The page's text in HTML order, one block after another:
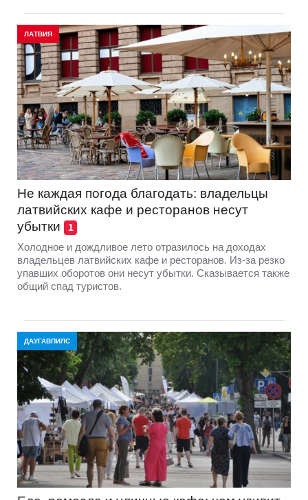
ЛАТВИЯ
Не каждая погода благодать: владельцы
латвийских кафе и ресторанов несут
убытки
1
Холодное и дождливое лето отразилось на доходах
владельцев латвийских кафе и ресторанов. Из-за резко
упавших оборотов они несут убытки. Сказывается также
общий спад туристов.
ДАУГАВПИЛС